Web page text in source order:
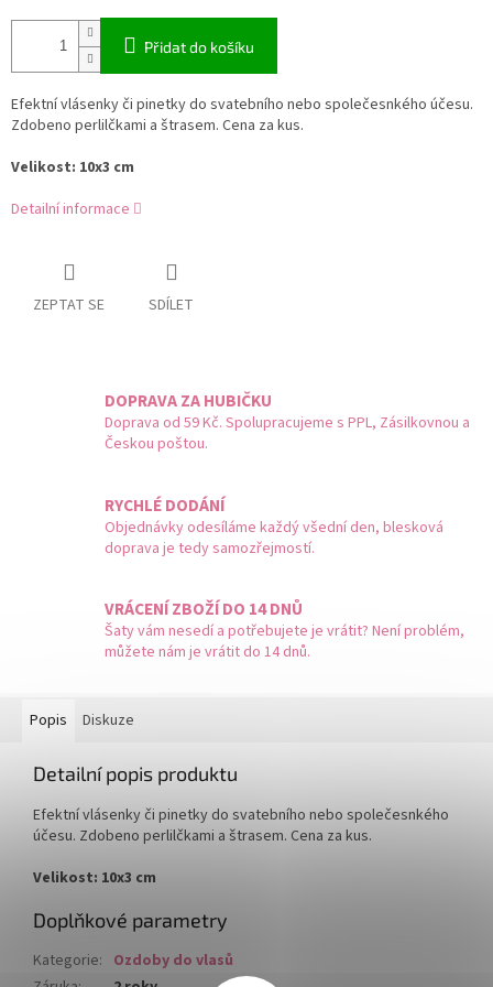
Přidat do košíku
Efektní vlásenky či pinetky do svatebního nebo společesnkého účesu.
Zdobeno perlilčkami a štrasem. Cena za kus.
Velikost: 10x3 cm
Detailní informace
ZEPTAT SE SDÍLET
DOPRAVA ZA HUBIČKU
Doprava od 59 Kč. Spolupracujeme s PPL, Zásilkovnou a
Českou poštou.
RYCHLÉ DODÁNÍ
Objednávky odesíláme každý všední den, blesková
doprava je tedy samozřejmostí.
VRÁCENÍ ZBOŽÍ DO 14 DNŮ
Šaty vám nesedí a potřebujete je vrátit? Není problém,
můžete nám je vrátit do 14 dnů.
Popis Diskuze
Detailní popis produktu
Efektní vlásenky či pinetky do svatebního nebo společesnkého
účesu. Zdobeno perlilčkami a štrasem. Cena za kus.
Velikost: 10x3 cm
Doplňkové parametry
Kategorie: Ozdoby do vlasů